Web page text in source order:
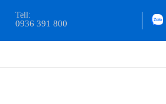
Tell:
0936 391 800